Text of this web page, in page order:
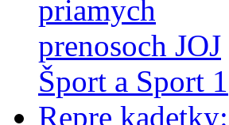
priamych
prenosoch JOJ
Šport a Sport 1
Repre kadetky: